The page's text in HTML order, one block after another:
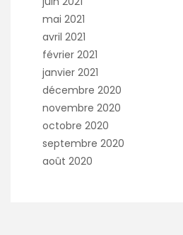
mai 2021
avril 2021
février 2021
janvier 2021
décembre 2020
novembre 2020
octobre 2020
septembre 2020
août 2020